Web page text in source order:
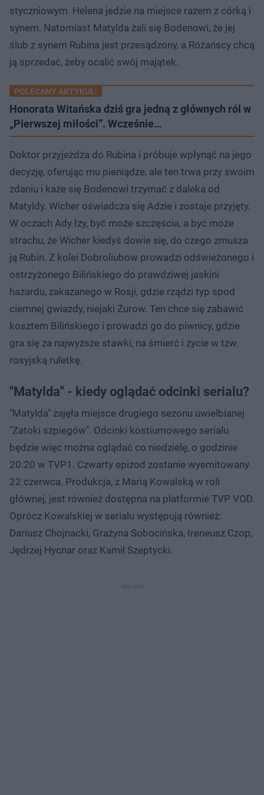
styczniowym. Helena jedzie na miejsce razem z córką i
synem. Natomiast Matylda żali się Bodenowi, że jej
ślub z synem Rubina jest przesądzony, a Różańscy chcą
ją sprzedać, żeby ocalić swój majątek.
POLECANY ARTYKUŁ:
Honorata Witańska dziś gra jedną z głównych ról w
„Pierwszej miłości”. Wcześnie…
Doktor przyjeżdża do Rubina i próbuje wpłynąć na jego
decyzję, oferując mu pieniądze, ale ten trwa przy swoim
zdaniu i każe się Bodenowi trzymać z daleka od
Matyldy. Wicher oświadcza się Adzie i zostaje przyjęty.
W oczach Ady łzy, być może szczęścia, a być może
strachu, że Wicher kiedyś dowie się, do czego zmusza
ją Rubin. Z kolei Dobroliubow prowadzi odświeżonego i
ostrzyżonego Bilińskiego do prawdziwej jaskini
hazardu, zakazanego w Rosji, gdzie rządzi typ spod
ciemnej gwiazdy, niejaki Żurow. Ten chce się zabawić
kosztem Bilińskiego i prowadzi go do piwnicy, gdzie
gra się za najwyższe stawki, na śmierć i życie w tzw.
rosyjską ruletkę.
"Matylda" - kiedy oglądać odcinki serialu?
"Matylda" zajęła miejsce drugiego sezonu uwielbianej
"Zatoki szpiegów". Odcinki kostiumowego serialu
będzie więc można oglądać co niedzielę, o godzinie
20:20 w TVP1. Czwarty epizod zostanie wyemitowany
22 czerwca. Produkcja, z Marią Kowalską w roli
głównej, jest również dostępna na platformie TVP VOD.
Oprócz Kowalskiej w serialu występują również:
Dariusz Chojnacki, Grażyna Sobocińska, Ireneusz Czop,
Jędrzej Hycnar oraz Kamil Szeptycki.